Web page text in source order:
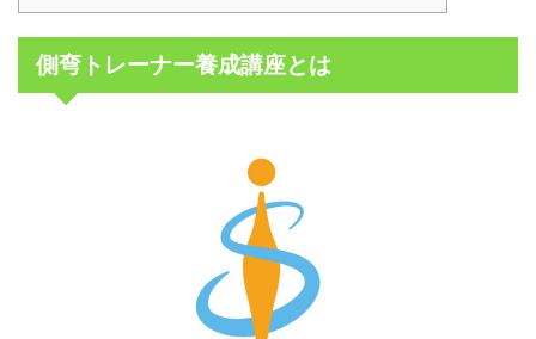
側弯トレーナー養成講座とは